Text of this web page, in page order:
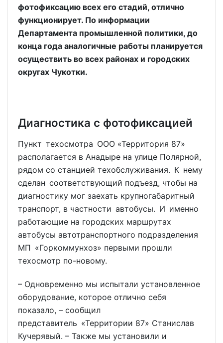
фотофиксацию всех его стадий, отлично
функционирует. По информации
Департамента промышленной политики, до
конца года аналогичные работы планируется
осуществить во всех районах и городских
округах Чукотки.
Диагностика с фотофиксацией
Пункт техосмотра ООО «Территория 87»
располагается в Анадыре на улице Полярной,
рядом со станцией техобслуживания. К нему
сделан соответствующий подъезд, чтобы на
диагностику мог заехать крупногабаритный
транспорт, в частности автобусы. И именно
работающие на городских маршрутах
автобусы автотранспортного подразделения
МП «Горкоммунхоз» первыми прошли
техосмотр по-новому.
– Одновременно мы испытали установленное
оборудование, которое отлично себя
показало, – сообщил
представитель «Территории 87» Станислав
Кучерявый. – Также мы установили и